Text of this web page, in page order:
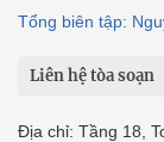
Tổng biên tập:
Liên hệ tòa soạn
Địa chỉ: Tầng 18,